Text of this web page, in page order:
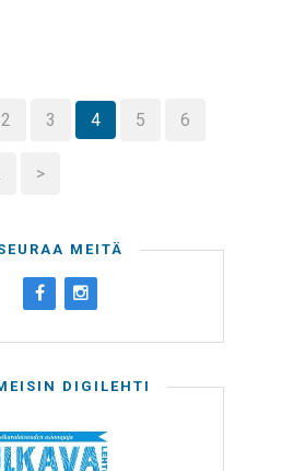
2 3 4 5 6
>
MEITÄ
DIGILEHTI